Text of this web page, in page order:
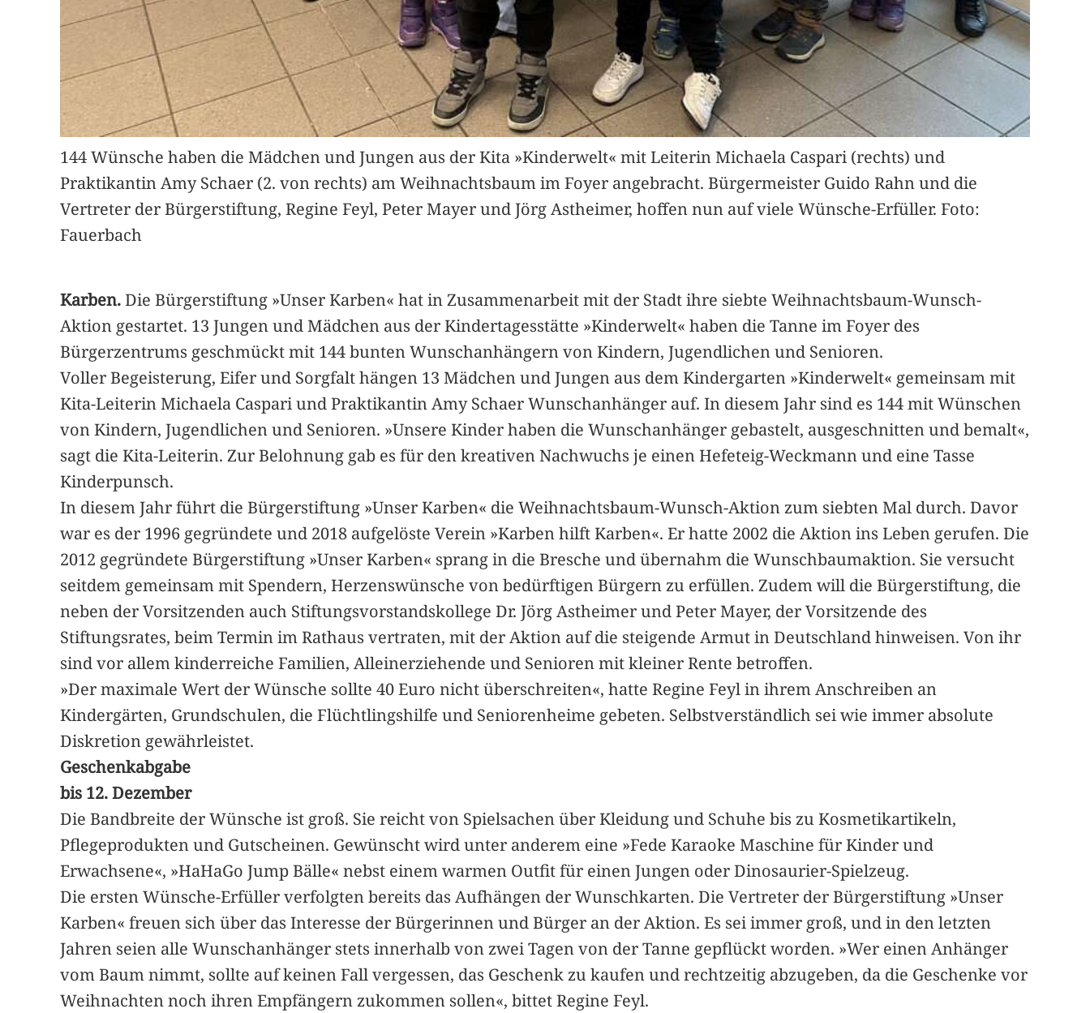
144 Wünsche haben die Mädchen und Jungen aus der Kita »Kinderwelt« mit Leiterin Michaela Caspari (rechts) und
Praktikantin Amy Schaer (2. von rechts) am Weihnachtsbaum im Foyer angebracht. Bürgermeister Guido Rahn und die
Vertreter der Bürgerstiftung, Regine Feyl, Peter Mayer und Jörg Astheimer, hoffen nun auf viele Wünsche-Erfüller. Foto:
Fauerbach
Karben.Die Bürgerstiftung »Unser Karben« hat in Zusammenarbeit mit der Stadt ihre siebte Weihnachtsbaum-Wunsch-
Aktion gestartet. 13 Jungen und Mädchen aus der Kindertagesstätte »Kinderwelt« haben die Tanne im Foyer des
Bürgerzentrums geschmückt mit 144 bunten Wunschanhängern von Kindern, Jugendlichen und Senioren.
Voller Begeisterung, Eifer und Sorgfalt hängen 13 Mädchen und Jungen aus dem Kindergarten »Kinderwelt« gemeinsam mit
Kita-Leiterin Michaela Caspari und Praktikantin Amy Schaer Wunschanhänger auf. In diesem Jahr sind es 144 mit Wünschen
von Kindern, Jugendlichen und Senioren. »Unsere Kinder haben die Wunschanhänger gebastelt, ausgeschnitten und bemalt«,
sagt die Kita-Leiterin. Zur Belohnung gab es für den kreativen Nachwuchs je einen Hefeteig-Weckmann und eine Tasse
Kinderpunsch.
In diesem Jahr führt die Bürgerstiftung »Unser Karben« die Weihnachtsbaum-Wunsch-Aktion zum siebten Mal durch. Davor
war es der 1996 gegründete und 2018 aufgelöste Verein »Karben hilft Karben«. Er hatte 2002 die Aktion ins Leben gerufen. Die
2012 gegründete Bürgerstiftung »Unser Karben« sprang in die Bresche und übernahm die Wunschbaumaktion. Sie versucht
seitdem gemeinsam mit Spendern, Herzenswünsche von bedürftigen Bürgern zu erfüllen. Zudem will die Bürgerstiftung, die
neben der Vorsitzenden auch Stiftungsvorstandskollege Dr. Jörg Astheimer und Peter Mayer, der Vorsitzende des
Stiftungsrates, beim Termin im Rathaus vertraten, mit der Aktion auf die steigende Armut in Deutschland hinweisen. Von ihr
sind vor allem kinderreiche Familien, Alleinerziehende und Senioren mit kleiner Rente betroffen.
»Der maximale Wert der Wünsche sollte 40 Euro nicht überschreiten«, hatte Regine Feyl in ihrem Anschreiben an
Kindergärten, Grundschulen, die Flüchtlingshilfe und Seniorenheime gebeten. Selbstverständlich sei wie immer absolute
Diskretion gewährleistet.
Geschenkabgabe
bis 12. Dezember
Die Bandbreite der Wünsche ist groß. Sie reicht von Spielsachen über Kleidung und Schuhe bis zu Kosmetikartikeln,
Pflegeprodukten und Gutscheinen. Gewünscht wird unter anderem eine »Fede Karaoke Maschine für Kinder und
Erwachsene«, »HaHaGo Jump Bälle« nebst einem warmen Outfit für einen Jungen oder Dinosaurier-Spielzeug.
Die ersten Wünsche-Erfüller verfolgten bereits das Aufhängen der Wunschkarten. Die Vertreter der Bürgerstiftung »Unser
Karben« freuen sich über das Interesse der Bürgerinnen und Bürger an der Aktion. Es sei immer groß, und in den letzten
Jahren seien alle Wunschanhänger stets innerhalb von zwei Tagen von der Tanne gepflückt worden. »Wer einen Anhänger
vom Baum nimmt, sollte auf keinen Fall vergessen, das Geschenk zu kaufen und rechtzeitig abzugeben, da die Geschenke vor
Weihnachten noch ihren Empfängern zukommen sollen«, bittet Regine Feyl.